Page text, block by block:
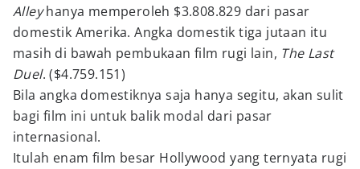
Alleyhanya memperoleh $3.808.829 dari pasar
domestik Amerika. Angka domestik tiga jutaan itu
masih di bawah pembukaan film rugi lain, The Last
Duel. ($4.759.151)
Bila angka domestiknya saja hanya segitu, akan sulit
bagi film ini untuk balik modal dari pasar
internasional.
Itulah enam film besar Hollywood yang ternyata rugi